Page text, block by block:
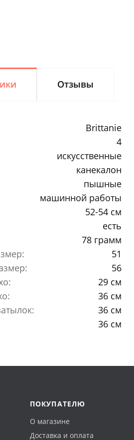
Отзывы
Brittanie
4
искусственные
канекалон
пышные
машинной работы
52-54 см
есть
78 грамм
51
56
29 см
36 см
36 см
36 см
ПОКУПАТЕЛЮ
О магазине
Доставка и оплата